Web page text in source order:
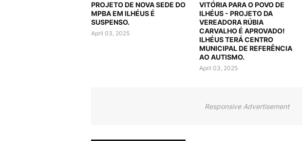
PROJETO DE NOVA SEDE DO
MPBA EM ILHÉUS É
SUSPENSO.
April 03, 2025
VITÓRIA PARA O POVO DE
ILHÉUS - PROJETO DA
VEREADORA RÚBIA
CARVALHO É APROVADO!
ILHÉUS TERÁ CENTRO
MUNICIPAL DE REFERÊNCIA
AO AUTISMO.
April 03, 2025
Responsive Advertisement